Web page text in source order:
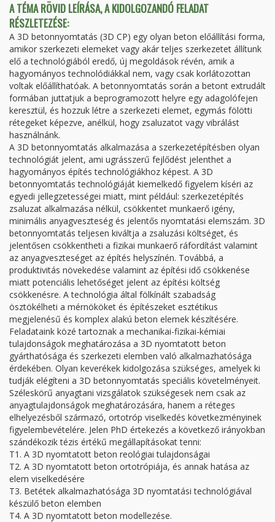
A TÉMA RÖVID LEÍRÁSA, A KIDOLGOZANDÓ FELADAT
RÉSZLETEZÉSE:
A 3D betonnyomtatás (3D CP) egy olyan beton előállítási forma,
amikor szerkezeti elemeket vagy akár teljes szerkezetet állítunk
elő a technológiából eredő, új megoldások révén, amik a
hagyományos technolódiákkal nem, vagy csak korlátozottan
voltak előállíthatóak. A betonnyomtatás során a betont extrudált
formában juttatjuk a beprogramozott helyre egy adagolófejen
keresztül, és hozzuk létre a szerkezeti elemet, egymás fölötti
rétegeket képezve, anélkül, hogy zsaluzatot vagy vibrálást
használnánk.
A 3D betonnyomtatás alkalmazása a szerkezetépítésben olyan
technológiát jelent, ami ugrásszerű fejlődést jelenthet a
hagyományos építés technológiákhoz képest. A 3D
betonnyomtatás technológiáját kiemelkedő figyelem kíséri az
egyedi jellegzetességei miatt, mint például: szerkezetépítés
zsaluzat alkalmazása nélkül, csökkentet munkaerő igény,
minimális anyagveszteség és jelentős nyomtatási elemszám. 3D
betonnyomtatás teljesen kiváltja a zsaluzási költséget, és
jelentősen csökkentheti a fizikai munkaerő ráfordítást valamint
az anyagveszteséget az építés helyszínén. Továbbá, a
produktivitás növekedése valamint az építési idő csökkenése
miatt potenciális lehetőséget jelent az építési költség
csökkenésre. A technológia által fölkínált szabadság
ösztökélheti a mérnököket és építészeket esztétikus
megjelenésű és komplex alakú beton elemek készítésére.
Feladataink közé tartoznak a mechanikai-fizikai-kémiai
tulajdonságok meghatározása a 3D nyomtatott beton
gyárthatósága és szerkezeti elemben való alkalmazhatósága
érdekében. Olyan keverékek kidolgozása szükséges, amelyek ki
tudják elégíteni a 3D betonnyomtatás speciális követelményeit.
Széleskörű anyagtani vizsgálatok szükségesek nem csak az
anyagtulajdonságok meghatározására, hanem a réteges
elhelyezésből származó, ortotróp viselkedés következményinek
figyelembevételére. Jelen PhD értekezés a következő irányokban
szándékozik tézis értékű megállapításokat tenni:
T1. A 3D nyomtatott beton reológiai tulajdonságai
T2. A 3D nyomtatott beton ortotrópiája, és annak hatása az
elem viselkedésére
T3. Betétek alkalmazhatósága 3D nyomtatási technológiával
készülő beton elemben
T4. A 3D nyomtatott beton modellezése.